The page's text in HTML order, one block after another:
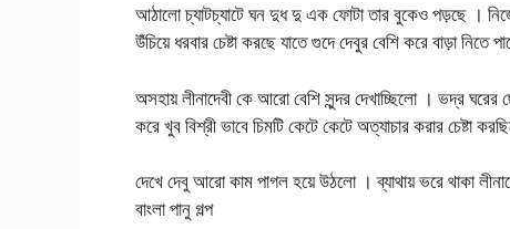
আঠালো চ্যাটচ্যাটে ঘন দুধ দু এক ফোটা তার বুকেও পড়ছে ।
উঁচিয়ে ধরবার চেষ্টা করছে যাতে গুদে দেবুর বেশি করে বাড়া নিতে
অসহায় লীনাদেবী কে আরো বেশি সুন্দর দেখাচ্ছিলো । ভদ্র ঘরের
করে খুব বিশ্রী ভাবে চিমটি কেটে কেটে অত্যাচার করার
দেখে দেবু আরো কাম পাগল হয়ে উঠলো । ব্যাথায় ভরে থাকা
বাংলা পানু গল্প